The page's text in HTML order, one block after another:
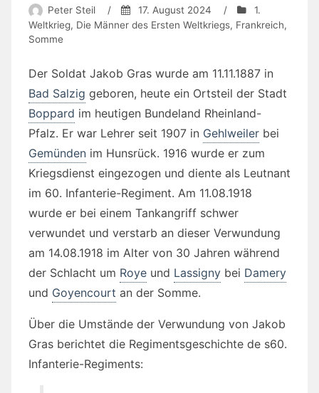
Peter Steil / 17. August 2024 /
1.
Weltkrieg, Die Männer des Ersten Weltkriegs, Frankreich,
Somme
Der Soldat Jakob Gras wurde am 11.11.1887 in
Bad Salzig geboren, heute ein Ortsteil der Stadt
Boppard im heutigen Bundeland Rheinland-
Pfalz. Er war Lehrer seit 1907 in Gehlweiler bei
Gemünden im Hunsrück. 1916 wurde er zum
Kriegsdienst eingezogen und diente als Leutnant
im 60. Infanterie-Regiment. Am 11.08.1918
wurde er bei einem Tankangriff schwer
verwundet und verstarb an dieser Verwundung
am 14.08.1918 im Alter von 30 Jahren während
der Schlacht um Roye und Lassigny bei Damery
und Goyencourt an der Somme.
Über die Umstände der Verwundung von Jakob
Gras berichtet die Regimentsgeschichte de s60.
Infanterie-Regiments: